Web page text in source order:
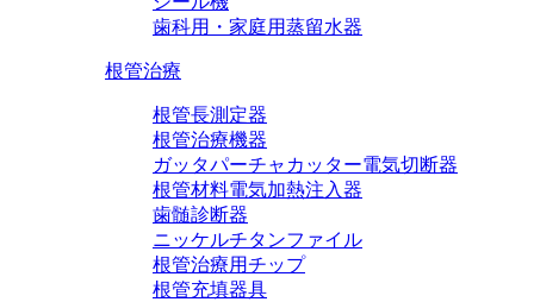
歯科用・家庭用蒸留水器
根管治療
根管長測定器
根管治療機器
ガッタパーチャカッター電気切断器
根管材料電気加熱注入器
歯髄診断器
ニッケルチタンファイル
根管治療用チップ
根管充填器具